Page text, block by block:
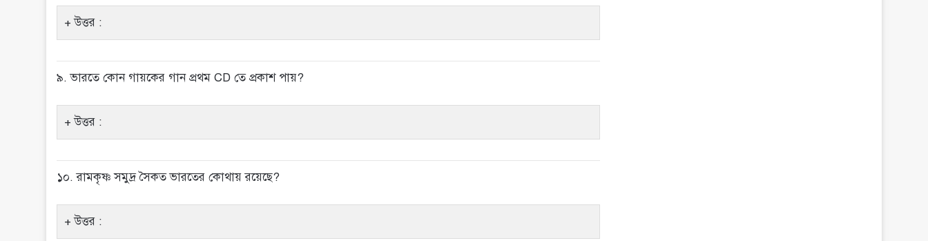
উত্তর :
৯. ভারতে কোন গায়কের গান প্রথম CD তে প্রকাশ পায়?
উত্তর :
১০. রামকৃষ্ণ সমুদ্র সৈকত ভারতের কোথায় রয়েছে?
উত্তর :